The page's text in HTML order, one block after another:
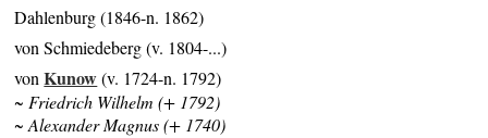
Dahlenburg (1846-n. 1862)
von Schmiedeberg (v. 1804-...)
vonKunow(v. 1724-n. 1792)
~ Friedrich Wilhelm (+ 1792)
~ Alexander Magnus (+ 1740)